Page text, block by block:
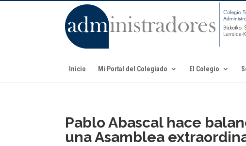
Inicio Mi Portal del Colegiado El Colegio
Pablo Abascal hace
una Asamblea